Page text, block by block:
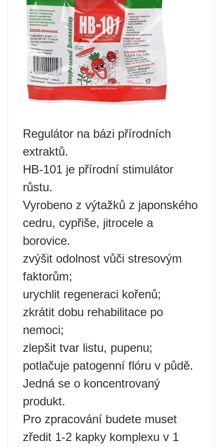
Regulátor na bázi přírodních
extraktů.
HB-101 je přírodní stimulátor
růstu.
Vyrobeno z výtažků z japonského
cedru, cypřiše, jitrocele a
borovice.
zvýšit odolnost vůči stresovým
faktorům;
urychlit regeneraci kořenů;
zkrátit dobu rehabilitace po
nemoci;
zlepšit tvar listu, pupenu;
potlačuje patogenní flóru v půdě.
Jedná se o koncentrovaný
produkt.
Pro zpracování budete muset
zředit 1-2 kapky komplexu v 1